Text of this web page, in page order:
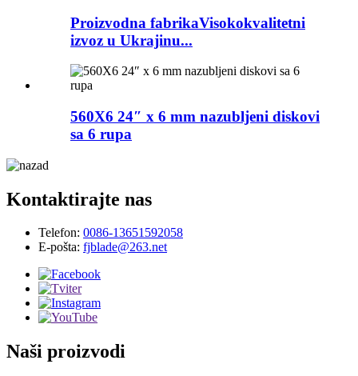
Proizvodna fabrikaVisokokvalitetni
izvoz u Ukrajinu...
560X6 24″ x 6 mm nazubljeni diskovi
sa 6 rupa
Kontaktirajte nas
Telefon: 0086-13651592058
E-pošta: fjblade@263.net
Naši proizvodi